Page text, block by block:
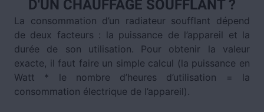
D'UN CHAUFFAGE SOUFFLANT ?
La consommation d’un radiateur soufflant dépend
de deux facteurs : la puissance de l’appareil et la
durée de son utilisation. Pour obtenir la valeur
exacte, il faut faire un simple calcul (la puissance en
Watt * le nombre d’heures d’utilisation = la
consommation électrique de l’appareil).